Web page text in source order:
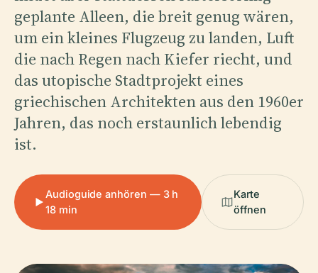
geplante Alleen, die breit genug wären,
um ein kleines Flugzeug zu landen, Luft
die nach Regen nach Kiefer riecht, und
das utopische Stadtprojekt eines
griechischen Architekten aus den 1960er
Jahren, das noch erstaunlich lebendig
ist.
Audioguide anhören — 3 h
18 min
Karte
öffnen